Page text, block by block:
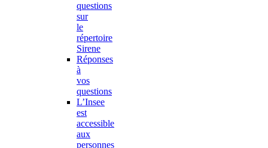
questions
sur
le
répertoire
Sirene
Réponses
à
vos
questions
L’Insee
est
accessible
aux
personnes